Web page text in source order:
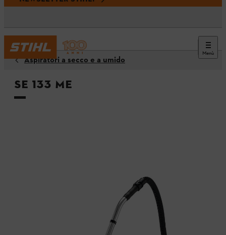
Menù
Aspiratori a secco e a umido
SE 133 ME